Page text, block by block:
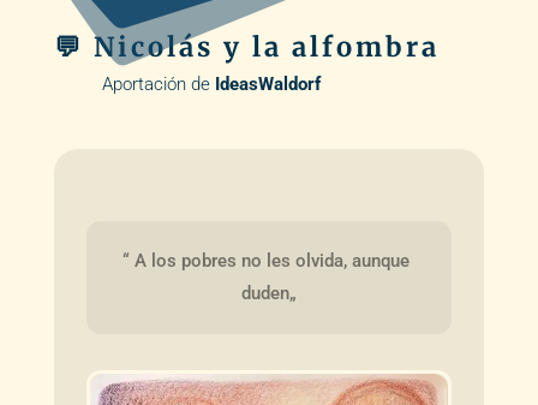
💬 Nicolás y la alfombra
Aportación de IdeasWaldorf
“ A los pobres no les olvida, aunque
duden„